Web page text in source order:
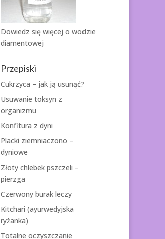
Dowiedz się więcej o wodzie
diamentowej
Przepiski
Cukrzyca – jak ją usunąć?
Usuwanie toksyn z
organizmu
Konfitura z dyni
Placki ziemniaczono –
dyniowe
Złoty chlebek pszczeli –
pierzga
Czerwony burak leczy
Kitchari (ayurwedyjska
ryżanka)
Totalne oczyszczanie